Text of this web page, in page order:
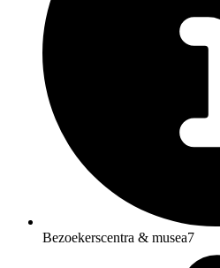
Bezoekerscentra & musea7